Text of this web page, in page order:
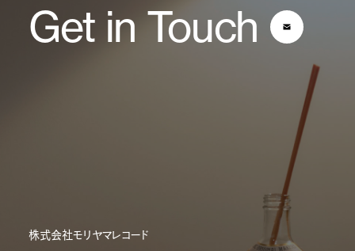
Get in Touch
株式会社モリヤマレコード